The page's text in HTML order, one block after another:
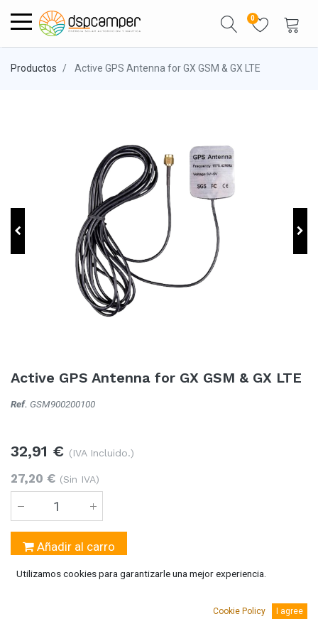
0
Productos Active GPS Antenna for GX GSM & GX LTE
Active GPS Antenna for GX GSM & GX LTE
Ref. GSM900200100
32,91 € (IVA Incluido.)
27,20 € (Sin IVA)
Añadir al carro
Temporalmente sin existencias
Se puede solicitar bajo pedido 5-10 días laborables
Utilizamos cookies para garantizarle una mejor experiencia.
Cookie Policy I agree